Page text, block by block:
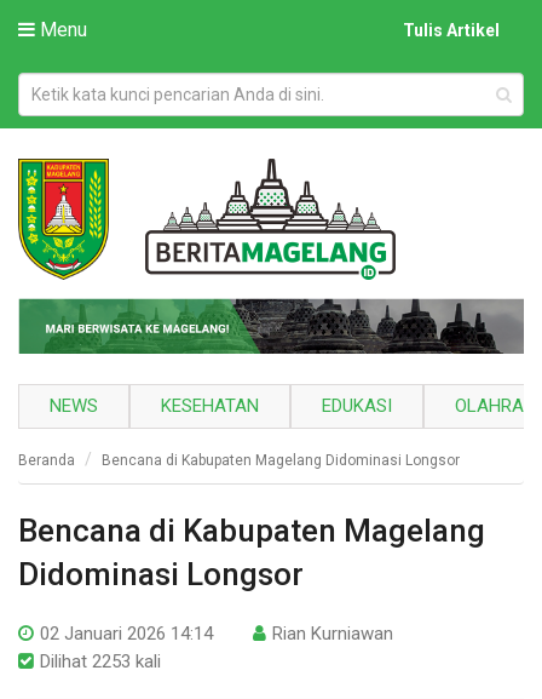
Menu Tulis Artikel
NEWS KESEHATAN EDUKASI
Beranda Bencana di Kabupaten Magelang Didominasi Longsor
Bencana di Kabupaten Magelang
Didominasi Longsor
02 Januari 2026 14:14
Rian Kurniawan
Dilihat 2253 kali